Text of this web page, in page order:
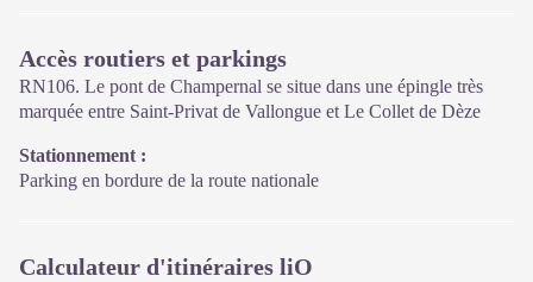
Ouvert toute l'année (se renseigner pour les jours et horaires
d'ouverture en période hivernale)
Accès routiers et parkings
RN106. Le pont de Champernal se situe dans une épingle très
marquée entre Saint-Privat de Vallongue et Le Collet de Dèze
Stationnement :
Parking en bordure de la route nationale
Calculateur d'itinéraires liO